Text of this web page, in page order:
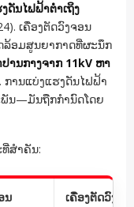
ດັນໄຟຟ້າຕ່ໍາເຖິງ
ເຄື່ອງຕັດວົງຈອນ
ລ້ອມສູນຍາກາດທີ່ຜະນຶກ
ານກາງຈາກ 11kV ຫາ
ການແບ່ງແຮງດັນໄຟຟ້າ
ພັນ—ມັນຖືກກໍານົດໂດຍ
ສໍາຄັນ:
ນ
ເຄື່ອງຕັດວົງຈອ